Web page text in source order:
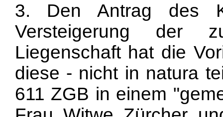
3. Den Antrag des
Versteigerung der
Liegenschaft hat die
diese - nicht in natura
611 ZGB in einem